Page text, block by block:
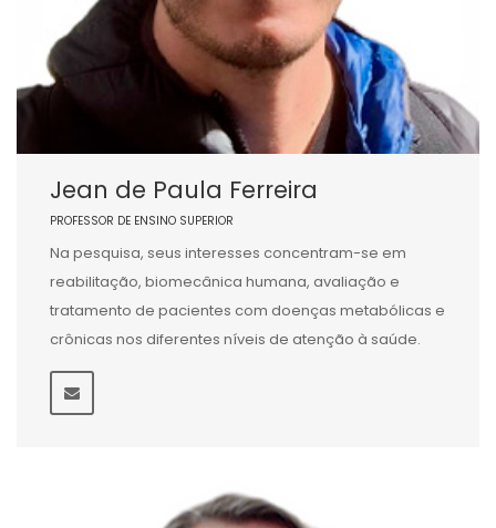
Jean de Paula Ferreira
PROFESSOR DE ENSINO SUPERIOR
Na pesquisa, seus interesses concentram-se em
reabilitação, biomecânica humana, avaliação e
tratamento de pacientes com doenças metabólicas e
crônicas nos diferentes níveis de atenção à saúde.